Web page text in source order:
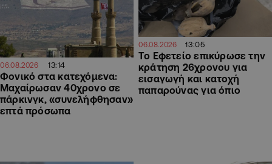
06.08.2026 13:14
Φονικό στα κατεχόμενα:
Μαχαίρωσαν 40χρονο σε
πάρκινγκ, «συνελήφθησαν»
επτά πρόσωπα
06.08.2026 13:05
Το Εφετείο επικύρωσε την
κράτηση 26χρονου για
εισαγωγή και κατοχή
παπαρούνας για όπιο